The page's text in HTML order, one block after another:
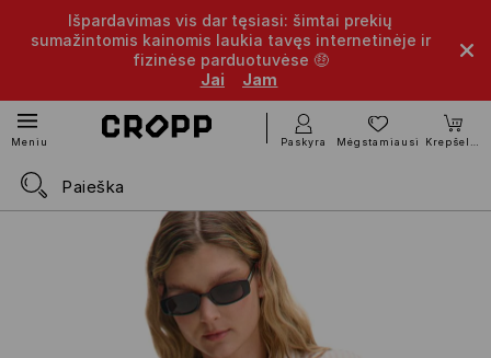
Išpardavimas vis dar tęsiasi: šimtai prekių
sumažintomis kainomis laukia tavęs internetinėje ir
fizinėse parduotuvėse 🤑
Jai
Jam
Meniu Paskyra Mėgstamiausi Krepšelis